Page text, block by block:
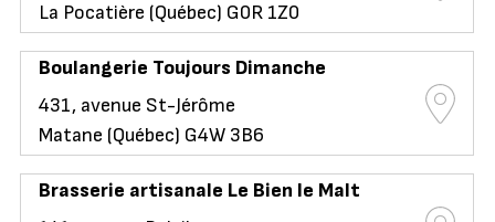
La Pocatière (Québec) G0R 1Z0
Boulangerie Toujours Dimanche
431, avenue St-Jérôme
Matane (Québec) G4W 3B6
Brasserie artisanale Le Bien le Malt